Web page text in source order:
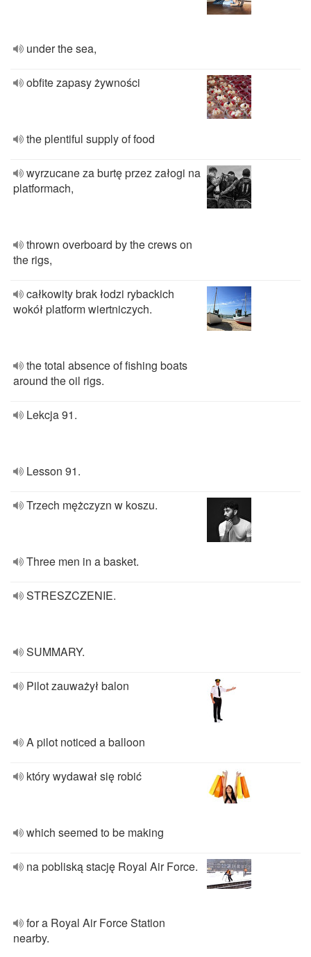
under the sea,
obfite zapasy żywności
the plentiful supply of food
wyrzucane za burtę przez załogi na
platformach,
thrown overboard by the crews on
the rigs,
całkowity brak łodzi rybackich
wokół platform wiertniczych.
the total absence of fishing boats
around the oil rigs.
Lekcja 91.
Lesson 91.
Trzech mężczyzn w koszu.
Three men in a basket.
STRESZCZENIE.
SUMMARY.
Pilot zauważył balon
A pilot noticed a balloon
który wydawał się robić
which seemed to be making
na pobliską stację Royal Air Force.
for a Royal Air Force Station
nearby.